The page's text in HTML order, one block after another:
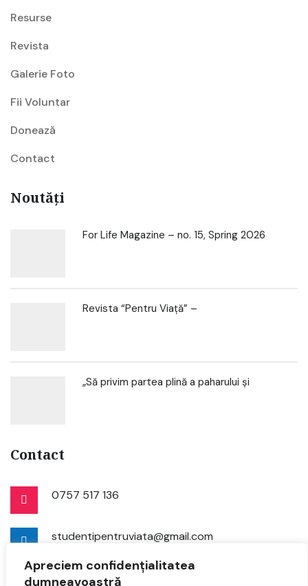
Apreciem confidențialitatea
dumneavoastră
Resurse
Revista
Galerie Foto
Fii Voluntar
Donează
Contact
Noutăți
For Life Magazine – no. 15, Spring 2026
Revista “Pentru Viață” –
„Să privim partea plină a paharului și
Contact
0757 517 136
studentipentruviata@gmail.com